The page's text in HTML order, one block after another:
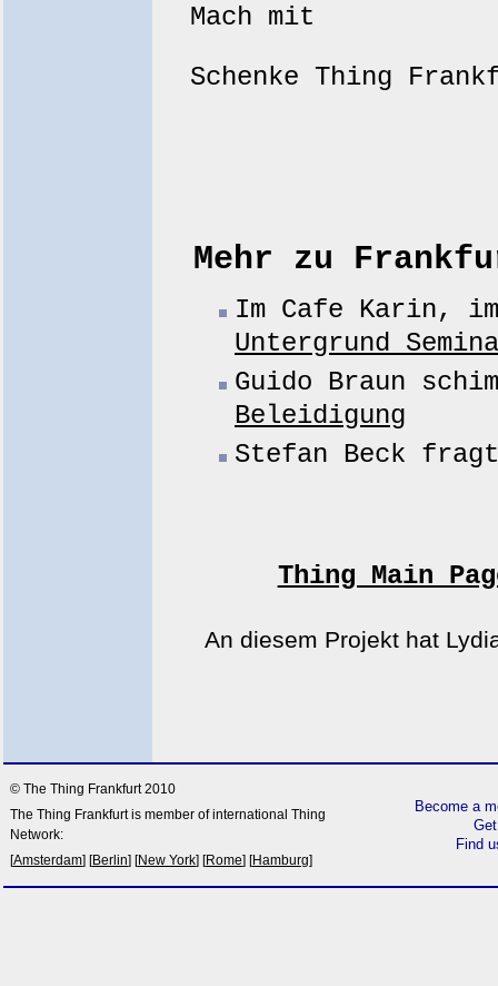
Mach mit
Schenke Thing
Mehr zu
Im Cafe Karin,
Untergrund
Guido Braun
Beleidigung
Stefan Beck
Thing Main
An diesem Projekt hat
© The Thing Frankfurt 2010
The Thing Frankfurt is member of international Thing
Network:
[Amsterdam] [Berlin] [New York] [Rome] [Hamburg]
Become a
Find